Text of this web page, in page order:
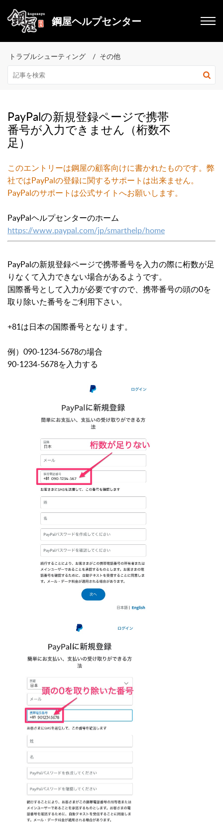
鋼屋ヘルプセンター
トラブルシューティング その他
PayPalの新規登録ページで携帯
番号が入力できません（桁数不
足）
このエントリーは鋼屋の顧客向けに書かれたものです。 弊
社ではPayPalの登録に関するサポートは出来ません。
PayPalのサポートは公式サイトへお願いします。
PayPalヘルプセンターのホーム
https://www.paypal.com/jp/smarthelp/home
PayPalの新規登録ページで携帯番号を入力の際に桁数が足
りなくて入力できない場合があるようです。
国際番号として入力が必要ですので、携帯番号の頭の0を
取り除いた番号をご利用下さい。
+81は日本の国際番号となります。
例） 090-1234-5678の場合
90-1234-5678を入力する